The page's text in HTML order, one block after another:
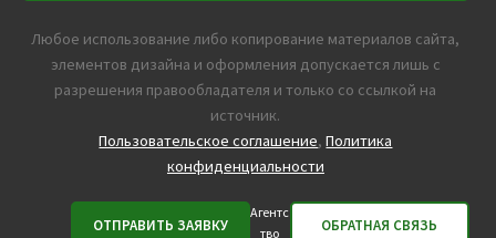
Любое использование либо копирование материалов сайта,
элементов дизайна и оформления допускается лишь с
разрешения правообладателя и только со ссылкой на
источник.
Пользовательское соглашение,Политика
конфиденциальности
Агентс
тво